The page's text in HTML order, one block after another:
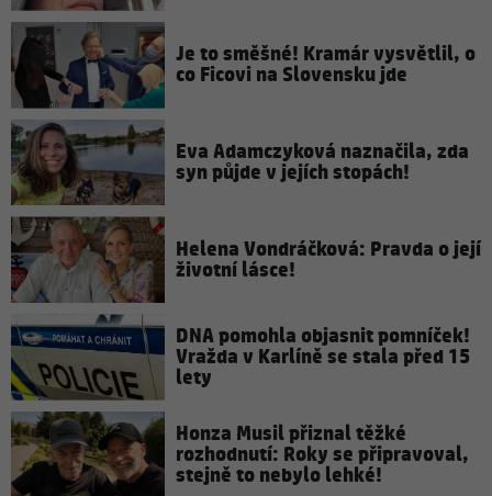
Je to směšné! Kramár vysvětlil, o
co Ficovi na Slovensku jde
Eva Adamczyková naznačila, zda
syn půjde v jejích stopách!
Helena Vondráčková: Pravda o její
životní lásce!
DNA pomohla objasnit pomníček!
Vražda v Karlíně se stala před 15
lety
Honza Musil přiznal těžké
rozhodnutí: Roky se připravoval,
stejně to nebylo lehké!